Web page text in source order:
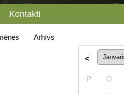
Kontakti
Arhīvs
<
P O